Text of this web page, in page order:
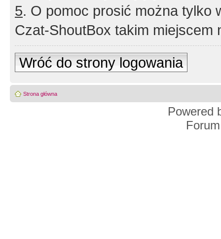
5. O pomoc prosić można tylko
Czat-ShoutBox takim miejscem
Wróć do strony logowania
Strona główna
Powered